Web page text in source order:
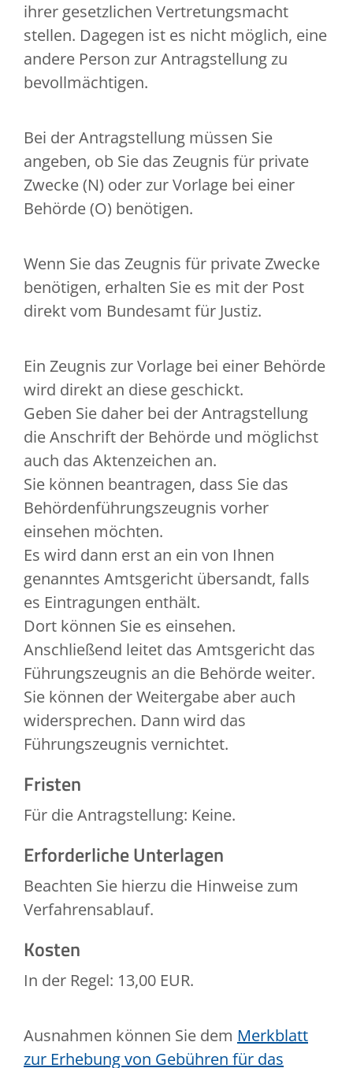
ihrer gesetzlichen Vertretungsmacht
stellen. Dagegen ist es nicht möglich, eine
andere Person zur Antragstellung zu
bevollmächtigen.
Bei der Antragstellung müssen Sie
angeben, ob Sie das Zeugnis für private
Zwecke (N) oder zur Vorlage bei einer
Behörde (O) benötigen.
Wenn Sie das Zeugnis für private Zwecke
benötigen, erhalten Sie es mit der Post
direkt vom Bundesamt für Justiz.
Ein Zeugnis zur Vorlage bei einer Behörde
wird direkt an diese geschickt.
Geben Sie daher bei der Antragstellung
die Anschrift der Behörde und möglichst
auch das Aktenzeichen an.
Sie können beantragen, dass Sie das
Behördenführungszeugnis vorher
einsehen möchten.
Es wird dann erst an ein von Ihnen
genanntes Amtsgericht übersandt, falls
es Eintragungen enthält.
Dort können Sie es einsehen.
Anschließend leitet das Amtsgericht das
Führungszeugnis an die Behörde weiter.
Sie können der Weitergabe aber auch
widersprechen. Dann wird das
Führungszeugnis vernichtet.
Fristen
Für die Antragstellung: Keine.
Erforderliche Unterlagen
Beachten Sie hierzu die Hinweise zum
Verfahrensablauf.
Kosten
In der Regel: 13,00 EUR.
Ausnahmen können Sie dem Merkblatt
zur Erhebung von Gebühren für das